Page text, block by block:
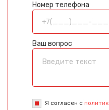
Номер телефона
Ваш вопрос
Я согласен с